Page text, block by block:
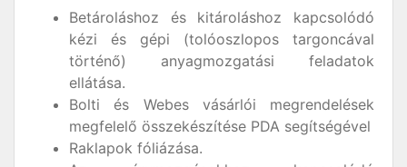
Betároláshoz és kitároláshoz kapcsolódó
kézi és gépi (tolóoszlopos targoncával
történő) anyagmozgatási feladatok
ellátása.
Bolti és Webes vásárlói megrendelések
megfelelő összekészítése PDA segítségével
Raklapok fóliázása.